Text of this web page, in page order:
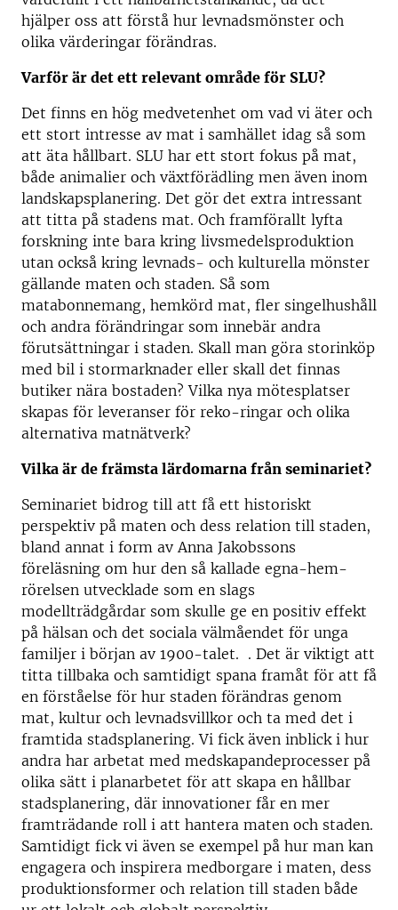
hjälper oss att förstå hur levnadsmönster och
olika värderingar förändras.
Varför är det ett relevant område för SLU?
Det finns en hög medvetenhet om vad vi äter och
ett stort intresse av mat i samhället idag så som
att äta hållbart. SLU har ett stort fokus på mat,
både animalier och växtförädling men även inom
landskapsplanering. Det gör det extra intressant
att titta på stadens mat. Och framförallt lyfta
forskning inte bara kring livsmedelsproduktion
utan också kring levnads- och kulturella mönster
gällande maten och staden. Så som
matabonnemang, hemkörd mat, fler singelhushåll
och andra förändringar som innebär andra
förutsättningar i staden. Skall man göra storinköp
med bil i stormarknader eller skall det finnas
butiker nära bostaden? Vilka nya mötesplatser
skapas för leveranser för reko-ringar och olika
alternativa matnätverk?
Vilka är de främsta lärdomarna från seminariet?
Seminariet bidrog till att få ett historiskt
perspektiv på maten och dess relation till staden,
bland annat i form av Anna Jakobssons
föreläsning om hur den så kallade egna-hem-
rörelsen utvecklade som en slags
modellträdgårdar som skulle ge en positiv effekt
på hälsan och det sociala välmåendet för unga
familjer i början av 1900-talet. . Det är viktigt att
titta tillbaka och samtidigt spana framåt för att få
en förståelse för hur staden förändras genom
mat, kultur och levnadsvillkor och ta med det i
framtida stadsplanering. Vi fick även inblick i hur
andra har arbetat med medskapandeprocesser på
olika sätt i planarbetet för att skapa en hållbar
stadsplanering, där innovationer får en mer
framträdande roll i att hantera maten och staden.
Samtidigt fick vi även se exempel på hur man kan
engagera och inspirera medborgare i maten, dess
produktionsformer och relation till staden både